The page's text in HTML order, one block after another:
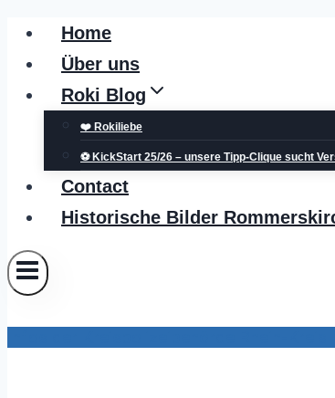
Zum
Inhalt
springen
Home
Über uns
Roki Blog
❤️ Rokiliebe
⚽ KickStart 25/26 – unsere Tipp-Clique sucht
Contact
Historische Bilder